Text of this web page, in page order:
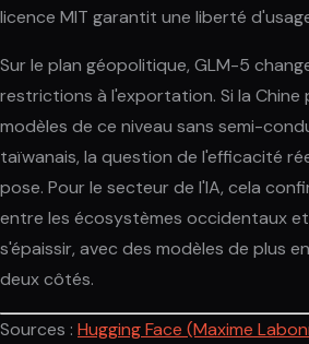
licence MIT garantit une liberté
Sur le plan géopolitique, GLM-5
restrictions à l'exportation. Si la
modèles de ce niveau sans semi-
taïwanais, la question de l'efficacité
pose. Pour le secteur de l'IA, cela
entre les écosystèmes occidentaux
s'épaissir, avec des modèles de plus
deux côtés.
Sources : Hugging Face (Maxime